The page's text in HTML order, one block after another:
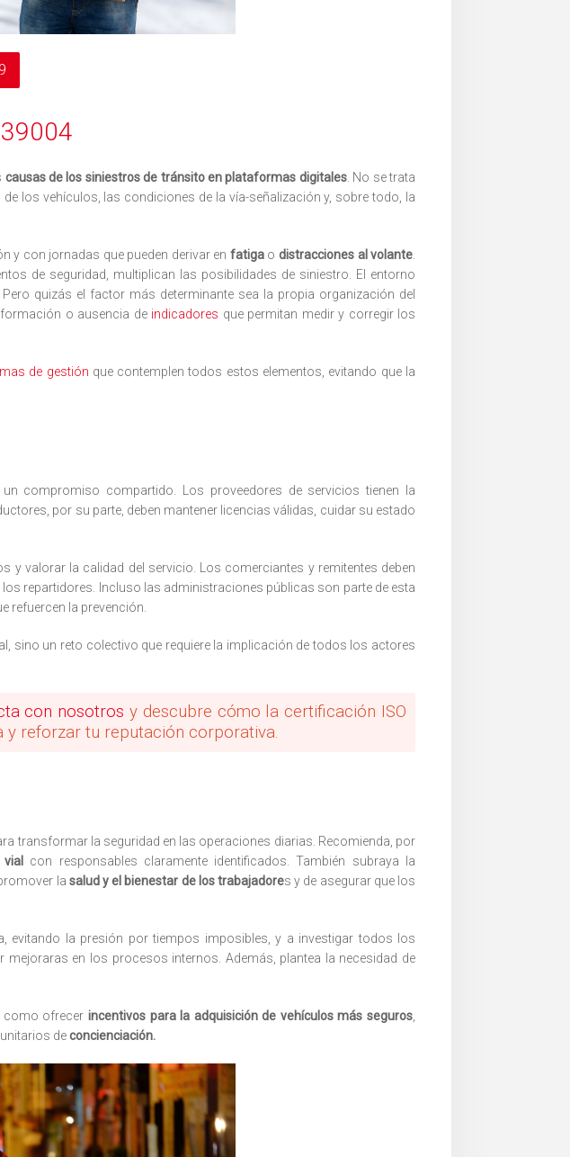
causas de los siniestros de tránsito en plataformas digitales. No se trata
los vehículos, las condiciones de la vía-señalización y, sobre todo, la
y con jornadas que pueden derivar en fatigao distracciones al volante
de seguridad, multiplican las posibilidades de siniestro. El entorno
quizás el factor más determinante sea la propia organización del
o ausencia de indicadores que permitan medir y corregir los
de gestión que contemplen todos estos elementos, evitando que la
un compromiso compartido. Los proveedores de servicios tienen la
por su parte, deben mantener licencias válidas, cuidar su estado
y valorar la calidad del servicio. Los comerciantes y remitentes deben
repartidores. Incluso las administraciones públicas son parte de esta
refuercen la prevención.
sino un reto colectivo que requiere la implicación de todos los actores
con nosotros y descubre cómo la certificación ISO
y reforzar tu reputación corporativa.
transformar la seguridad en las operaciones diarias. Recomienda, por
con responsables claramente identificados. También subraya la
promover la salud y el bienestar de los trabajadores y de asegurar que los
evitando la presión por tiempos imposibles, y a investigar todos los
mejoraras en los procesos internos. Además, plantea la necesidad de
como ofrecer incentivos para la adquisición de vehículos más seguros
deconcienciación.